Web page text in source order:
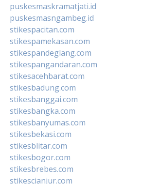
puskesmaskramatjati.id
puskesmasngambeg.id
stikespacitan.com
stikespamekasan.com
stikespandeglang.com
stikespangandaran.com
stikesacehbarat.com
stikesbadung.com
stikesbanggai.com
stikesbangka.com
stikesbanyumas.com
stikesbekasi.com
stikesblitar.com
stikesbogor.com
stikesbrebes.com
stikescianjur.com